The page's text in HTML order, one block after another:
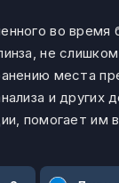
во
не
места
и
помогает им